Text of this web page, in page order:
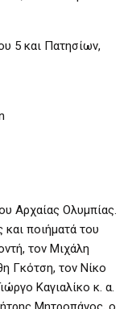
5 και Πατησίων,
Αρχαίας Ολυμπίας.
ποιήματά του
τον Μιχάλη
Γκότση, τον Νίκο
Καγιαλίκο κ. α.